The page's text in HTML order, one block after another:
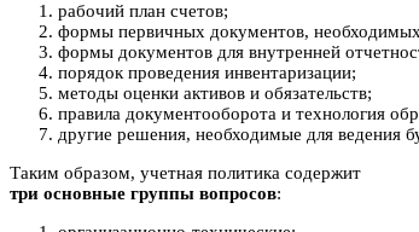
рабочий план счетов;
формы первичных документов,
формы документов для внутренней
порядок проведения инвентаризации;
методы оценки активов и обязательств;
правила документооборота и технология
другие решения, необходимые для ведения
Таким образом, учетная политика содержит
три основные группы вопросов: